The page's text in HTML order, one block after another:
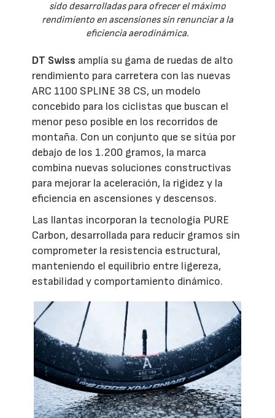
sido desarrolladas para ofrecer el máximo
rendimiento en ascensiones sin renunciar a la
eficiencia aerodinámica.
DT Swiss amplía su gama de ruedas de alto
rendimiento para carretera con las nuevas
ARC 1100 SPLINE 38 CS, un modelo
concebido para los ciclistas que buscan el
menor peso posible en los recorridos de
montaña. Con un conjunto que se sitúa por
debajo de los 1.200 gramos, la marca
combina nuevas soluciones constructivas
para mejorar la aceleración, la rigidez y la
eficiencia en ascensiones y descensos.
Las llantas incorporan la tecnología PURE
Carbon, desarrollada para reducir gramos sin
comprometer la resistencia estructural,
manteniendo el equilibrio entre ligereza,
estabilidad y comportamiento dinámico.